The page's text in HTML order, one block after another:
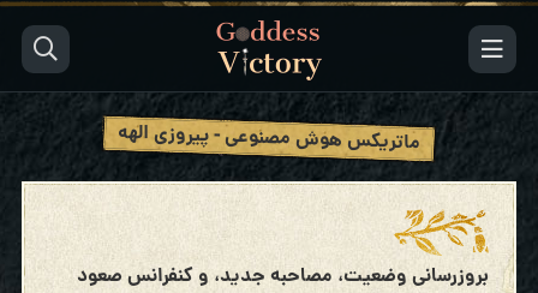
ماتریکس هوش مصنوعی - پیروزی الهه
بروزرسانی وضعیت، مصاحبه جدید، و کنفرانس صعود